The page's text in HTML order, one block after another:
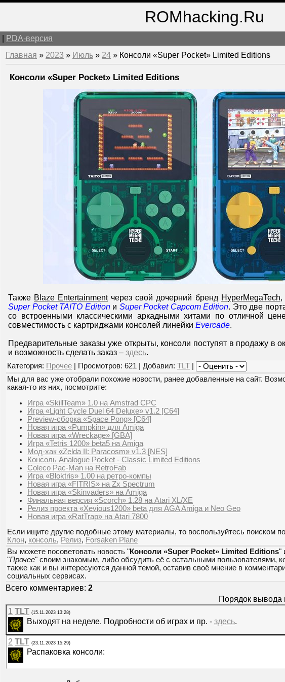
ROMhacking.Ru
PDA-версия
Главная » 2023 » Июль » 24 » Консоли «Super Pocket» Limited Editions
Консоли «Super Pocket» Limited Editions
Также Blaze Entertainmentчерез свой дочерний бренд HyperMegaTech,
Super Pocket TAITO Editionи Super Pocket Capcom Edition. Это две
со встроенными классическими аркадными хитами по отличной
совместимость с картриджами консолей линейки Evercade.
Предварительные заказы уже открыты, консоли поступят в продажу в
и возможность сделать заказ – здесь.
Категория: Прочее | Просмотров: 621 | Добавил: TLT
Мы для вас уже отобрали похожие новости, ранее добавленные на сайт.
какая-то из них, посмотрите:
Игра «SkillTeam» 1.0 на Amstrad CPC
Игра «Light Cycle Duel 64 Deluxe» v1.2 [C64]
Preview-сборка «Space Pong» [C64]
Новая игра «Pumpkin» для Amiga
Новая игра «Wreckage» [GBA]
Игра «Tetris 1200» beta5 на Amiga
Мод-хак «Zelda II: Paracosm» v1.3 [NES]
Консоль Analogue Pocket - Classic Limited Editions
Coleco Pac-Man на RetroFab
Игра «Bloktris» 1.00 на ретро-компы
Новая игра «FITRIS» на Zx Spectrum
Новая игра «Skinvaders» на Amiga
Финальная версия «Scorch» 1.28 на Atari XL/XE
Релиз проекта «Xevious1200» beta для AGA Amiga и Neo Geo
Новая игра «RatTrap» на Atari 7800
Если ищите другие подобные этому материалы, то воспользуйтесь поиском
Клон, консоль, Релиз, Forsaken Plane
Вы можете посоветовать новость "Консоли «Super Pocket» Limited Editions"
"Прочее" своим знакомым, либо обсудить её с остальными пользователями,
также как и вы интересуются данной темой, оставив своё мнение в
социальных сервисах.
Всего комментариев: 2
Порядок вывода
1 TLT (15.11.2023 13:28)
Выходят на неделе. Подробности об играх и пр. - здесь.
2 TLT (23.11.2023 15:29)
Распаковка консоли: